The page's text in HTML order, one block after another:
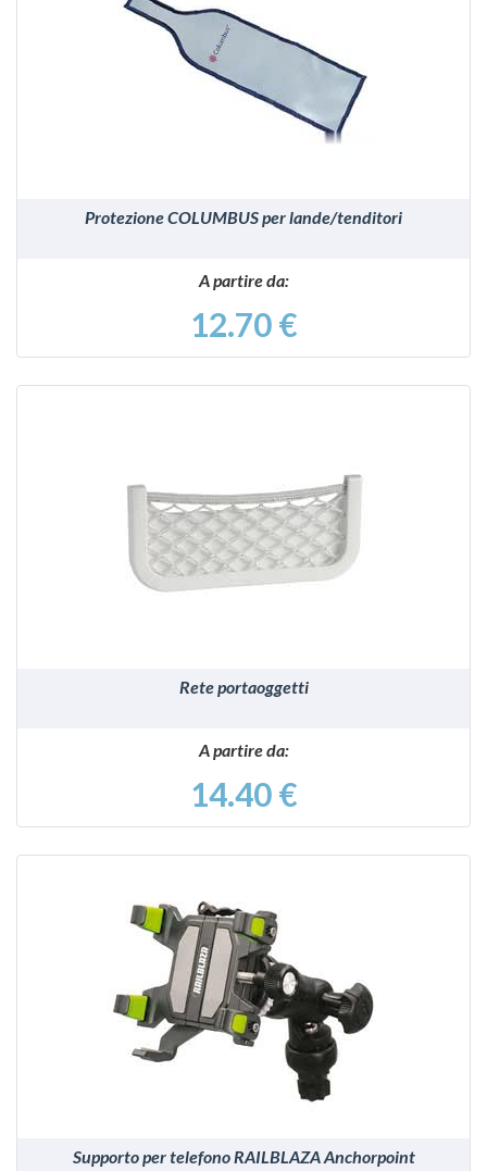
Protezione COLUMBUS per lande/tenditori
A partire da:
12.70 €
VEDI
Rete portaoggetti
A partire da:
14.40 €
VEDI
Supporto per telefono RAILBLAZA Anchorpoint